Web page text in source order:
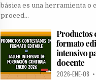
básica es una herramienta o
proced…
Productos
formato
intensivo
docente
2026-ENE-08 •